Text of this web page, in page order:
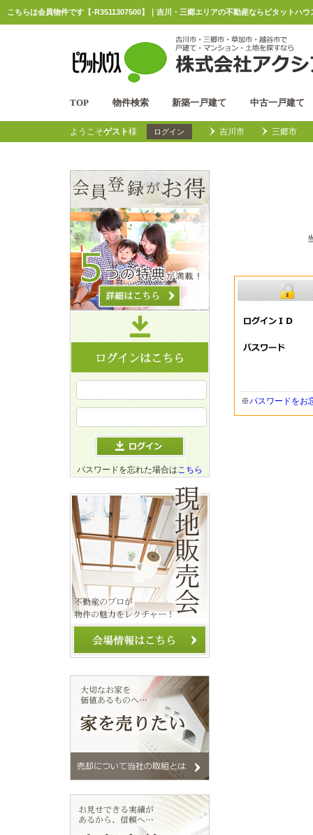
こちらは会員物件です【-R3511307500】｜吉川・三郷エリアの不動産ならピタットハ
TOP 物件検索 新築一戸建て 中古一戸建て
ようこそゲスト様 ログイン 吉川市 三郷市
※パスワードをお
パスワードを忘れた場合はこちら